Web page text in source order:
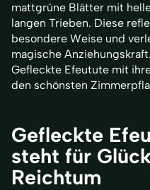
mattgrüne Blätter mit
langen Trieben. Diese
besondere Weise und
magische
Gefleckte Efeutute mit
den schönsten
Gefleckte
steht für
Reichtum